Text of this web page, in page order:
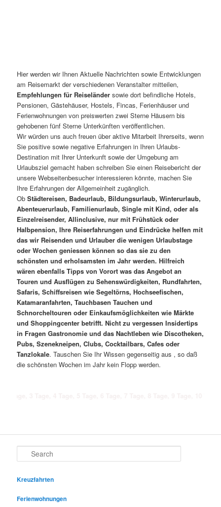
Hier werden wir Ihnen Aktuelle Nachrichten sowie Entwicklungen
am Reisemarkt der verschiedenen Veranstalter mitteilen,
Empfehlungen für Reiseländer sowie dort befindliche Hotels,
Pensionen, Gästehäuser, Hostels, Fincas, Ferienhäuser und
Ferienwohnungen von preiswerten zwei Sterne Häusern bis
gehobenen fünf Sterne Unterkünften veröffentlichen.
Wir würden uns auch freuen über aktive Mitarbeit Ihrerseits, wenn
Sie positive sowie negative Erfahrungen in Ihren Urlaubs-
Destination mit Ihrer Unterkunft sowie der Umgebung am
Urlaubsziel gemacht haben schreiben Sie einen Reisebericht der
unsere Webseitenbesucher interessieren könnte, machen Sie
Ihre Erfahrungen der Allgemeinheit zugänglich.
ObStädtereisen, Badeurlaub, Bildungsurlaub, Winterurlaub,
Abenteuerurlaub, Familienurlaub, Single mit Kind, oder als
Einzelreisender, Allinclusive, nur mit Frühstück oder
Halbpension, Ihre Reiserfahrungen und Eindrücke helfen mit
das wir Reisenden und Urlauber die wenigen Urlaubstage
oder Wochen geniessen können so das sie zu den
schönsten und erholsamsten im Jahr werden. Hilfreich
wären ebenfalls Tipps von Vorort was das Angebot an
Touren und Ausflügen zu Sehenswürdigkeiten, Rundfahrten,
Safaris, Schiffsreisen wie Segeltörns, Hochseefischen,
Katamaranfahrten, Tauchbasen Tauchen und
Schnorcheltouren oder Einkaufsmöglichkeiten wie Märkte
und Shoppingcenter betrifft. Nicht zu vergessen Insidertips
in Fragen Gastronomie und das Nachtleben wie Discotheken,
Pubs, Szenekneipen, Clubs, Cocktailbars, Cafes oder
Tanzlokale. Tauschen Sie Ihr Wissen gegenseitig aus , so daß
die schönsten Wochen im Jahr kein Flopp werden.
Search
Kreuzfahrten
Ferienwohnungen